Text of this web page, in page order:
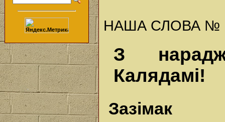
НАША СЛОВА № 1
З
Калядамі!
Зазімак